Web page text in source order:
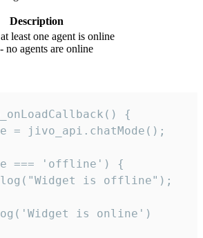
Description
least one agent is online
- no agents are online
{
= jivo_api.chatMode();
=== 'offline') {
is offline");
is online')